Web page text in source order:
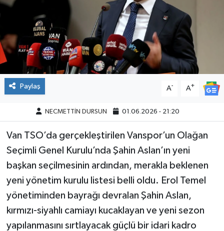
Paylaş A- A+
NECMETTİN DURSUN 01.06.2026 - 21:20
Van TSO’da gerçekleştirilen Vanspor’un Olağan
Seçimli Genel Kurulu’nda Şahin Aslan’ın yeni
başkan seçilmesinin ardından, merakla beklenen
yeni yönetim kurulu listesi belli oldu. Erol Temel
yönetiminden bayrağı devralan Şahin Aslan,
kırmızı-siyahlı camiayı kucaklayan ve yeni sezon
yapılanmasını sırtlayacak güçlü bir idari kadro